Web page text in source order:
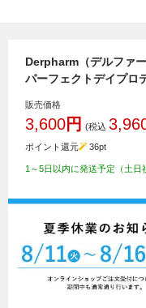
Derpharm（デルファー
パーフェクトデイプロ
販売価格
3,600円 (税込
ポイント還元 36pt
1～5日以内に発送予定（土日